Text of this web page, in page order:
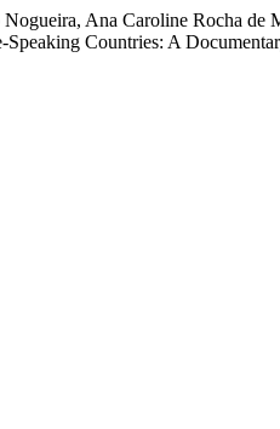
Ana Caroline Rocha
Countries: A